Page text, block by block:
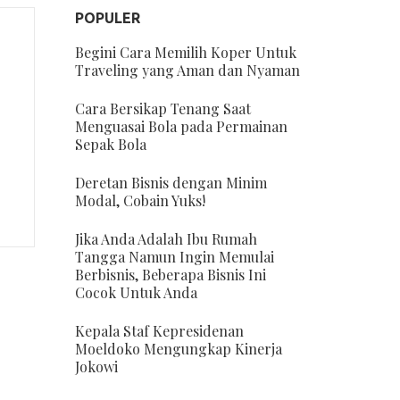
POPULER
Begini Cara Memilih Koper Untuk
Traveling yang Aman dan Nyaman
Cara Bersikap Tenang Saat
Menguasai Bola pada Permainan
Sepak Bola
Deretan Bisnis dengan Minim
Modal, Cobain Yuks!
Jika Anda Adalah Ibu Rumah
Tangga Namun Ingin Memulai
Berbisnis, Beberapa Bisnis Ini
Cocok Untuk Anda
Kepala Staf Kepresidenan
Moeldoko Mengungkap Kinerja
Jokowi